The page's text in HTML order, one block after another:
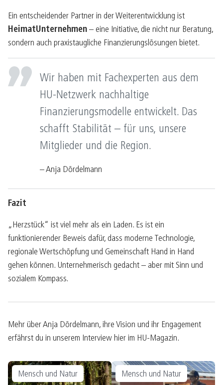
Ein entscheidender Partner in der Weiterentwicklung ist
HeimatUnternehmen – eine Initiative, die nicht nur Beratung,
sondern auch praxistaugliche Finanzierungslösungen bietet.
Wir haben mit Fachexperten aus dem
HU-Netzwerk nachhaltige
Finanzierungsmodelle entwickelt. Das
schafft Stabilität – für uns, unsere
Mitglieder und die Region.
– Anja Dördelmann
Fazit
„Herzstück“ ist viel mehr als ein Laden. Es ist ein
funktionierender Beweis dafür, dass moderne Technologie,
regionale Wertschöpfung und Gemeinschaft Hand in Hand
gehen können. Unternehmerisch gedacht – aber mit Sinn und
sozialem Kompass.
Mehr über Anja Dördelmann, ihre Vision und ihr Engagement
erfährst du in unserem Interview hier im HU-Magazin.
Mensch und Natur Mensch und Natur